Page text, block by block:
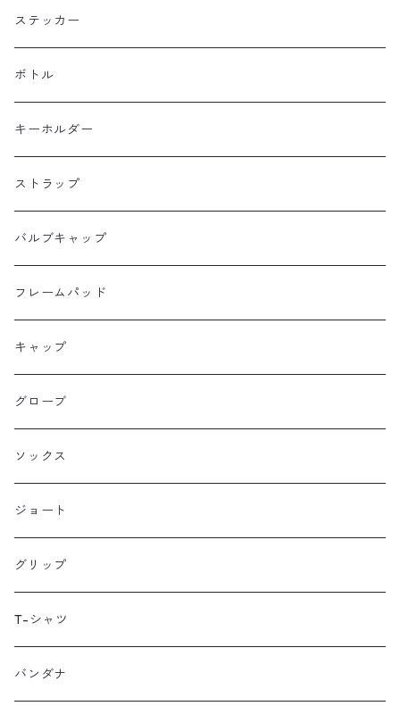
BOGEWORKS
Burrito House Original
CAMELCHOPS
Dripper cycle
Ellum Bag Works
Farewell
Farther Bag Co
HANDUP
HMPL
Loophole Bags
Lords Luggage
LUGS NOT DRUGS
MECHANIX WEAR
フォークバッグ
ステムバッグ
フレームバッグ
ドリンクバッグ
リアトップチューブバッグ
サドルバッグ
サコッシュ
ポーチ・財布
バックパック
ステッカー
ボトル
キーホルダー
ストラップ
バルブキャップ
フレームパッド
キャップ
グローブ
ソックス
ジョート
グリップ
T-シャツ
バンダナ